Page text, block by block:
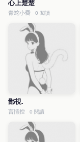
心上楚楚
青蛇小喬 0 閱讀
鄙視.
言情控 0 閱讀